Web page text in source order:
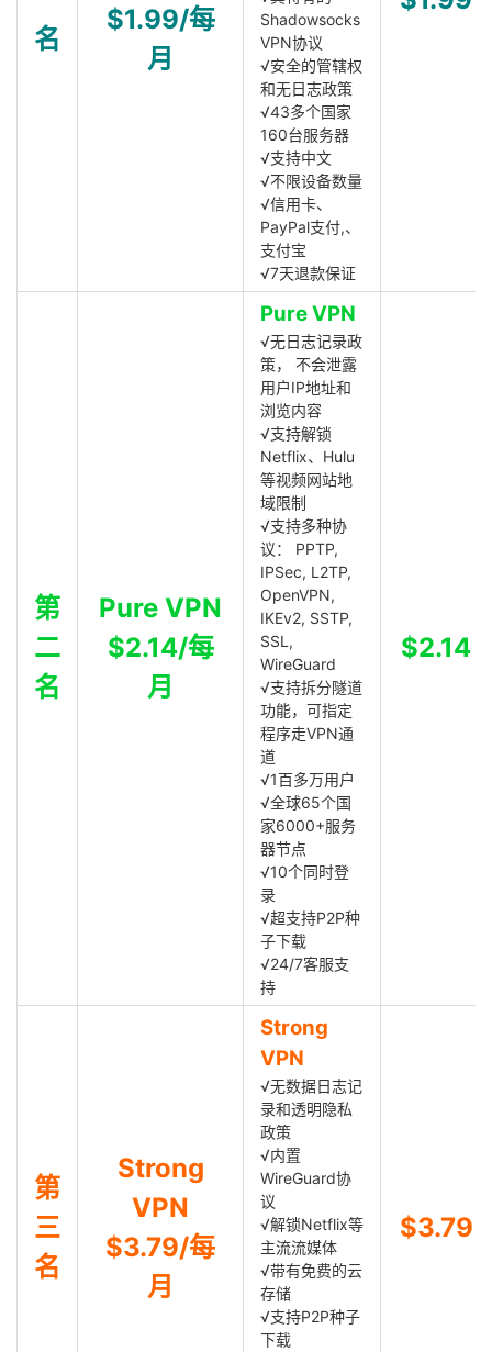
名
$1.99/每
月
Shadowsocks
VPN协议
√安全的管辖权
和无日志政策
√43多个国家
160台服务器
√支持中文
√不限设备数量
√信用卡、
PayPal支付,、
支付宝
√7天退款保证
第
二
名
Pure VPN
$2.14/每
月
Pure VPN
√无日志记录政
策， 不会泄露
用户IP地址和
浏览内容
√支持解锁
Netflix、Hulu
等视频网站地
域限制
√支持多种协
议： PPTP,
IPSec, L2TP,
OpenVPN,
IKEv2, SSTP,
SSL,
WireGuard
√支持拆分隧道
功能，可指定
程序走VPN通
道
√1百多万用户
√全球65个国
家6000+服务
器节点
√10个同时登
录
√超支持P2P种
子下载
√24/7客服支
持
$2.14
第
三
名
Strong
VPN
$3.79/每
月
Strong
VPN
√无数据日志记
录和透明隐私
政策
√内置
WireGuard协
议
√解锁Netflix等
主流流媒体
√带有免费的云
存储
√支持P2P种子
下载
$3.79